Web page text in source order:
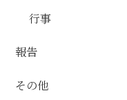
行事
報告
その他